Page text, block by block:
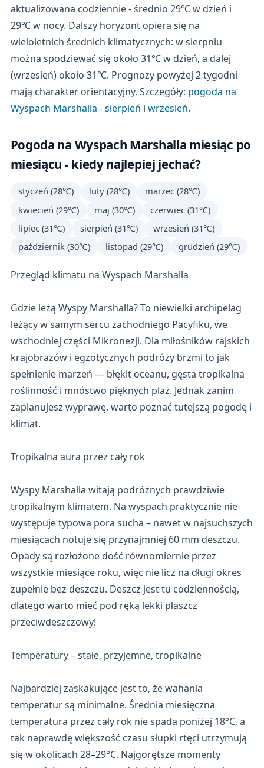
aktualizowana codziennie - średnio 29℃ w dzień i
29℃ w nocy. Dalszy horyzont opiera się na
wieloletnich średnich klimatycznych: w sierpniu
można spodziewać się około 31℃ w dzień, a dalej
(wrzesień) około 31℃. Prognozy powyżej 2 tygodni
mają charakter orientacyjny. Szczegóły: pogoda na
Wyspach Marshalla - sierpień i wrzesień.
Pogoda na Wyspach Marshalla miesiąc po
miesiącu - kiedy najlepiej jechać?
styczeń (28℃) luty (28℃)
marzec (28℃)
kwiecień (29℃)
maj (30℃)
czerwiec (31℃)
lipiec (31℃)
sierpień (31℃)
wrzesień (31℃)
październik (30℃)
listopad (29℃) grudzień (29℃)
Przegląd klimatu na Wyspach Marshalla
Gdzie leżą Wyspy Marshalla? To niewielki archipelag
leżący w samym sercu zachodniego Pacyfiku, we
wschodniej części Mikronezji. Dla miłośników rajskich
krajobrazów i egzotycznych podróży brzmi to jak
spełnienie marzeń — błękit oceanu, gęsta tropikalna
roślinność i mnóstwo pięknych plaż. Jednak zanim
zaplanujesz wyprawę, warto poznać tutejszą pogodę i
klimat.
Tropikalna aura przez cały rok
Wyspy Marshalla witają podróżnych prawdziwie
tropikalnym klimatem. Na wyspach praktycznie nie
występuje typowa pora sucha – nawet w najsuchszych
miesiącach notuje się przynajmniej 60 mm deszczu.
Opady są rozłożone dość równomiernie przez
wszystkie miesiące roku, więc nie licz na długi okres
zupełnie bez deszczu. Deszcz jest tu codziennością,
dlatego warto mieć pod ręką lekki płaszcz
przeciwdeszczowy!
Temperatury – stałe, przyjemne, tropikalne
Najbardziej zaskakujące jest to, że wahania
temperatur są minimalne. Średnia miesięczna
temperatura przez cały rok nie spada poniżej 18°C, a
tak naprawdę większość czasu słupki rtęci utrzymują
się w okolicach 28–29°C. Najgorętsze momenty